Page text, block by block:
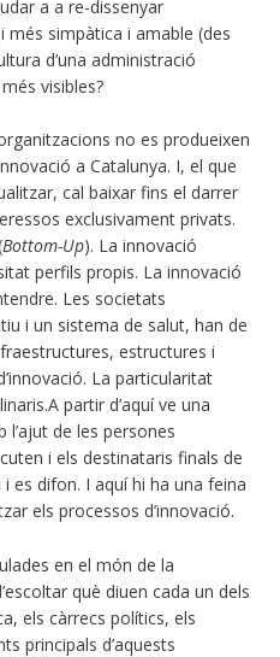
a a re-dissenyar
simpàtica i amable (des
d’una administració
visibles?
no es produeixen
a Catalunya. I, el que
cal baixar fins el darrer
exclusivament privats.
Bottom-Up). La innovació
perfils propis. La innovació
Les societats
i un sistema de salut, han de
estructures i
La particularitat
partir d’aquí ve una
de les persones
i els destinataris finals de
es difon. I aquí hi ha una feina
els processos d’innovació.
en el món de la
què diuen cada un dels
els càrrecs polítics, els
principals d’aquests